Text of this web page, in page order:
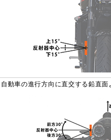
動車の進行方向に直交する鉛直